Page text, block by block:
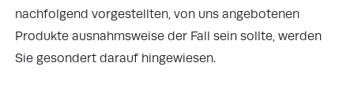
nachfolgend vorgestellten, von uns angebotenen
Produkte ausnahmsweise der Fall sein sollte, werden
Sie gesondert darauf hingewiesen.